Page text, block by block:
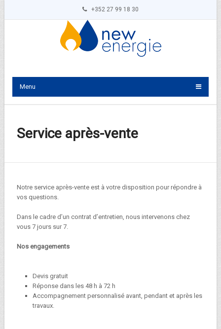
+352 27 99 18 30
Menu
Service après-vente
Notre service après-vente est à votre disposition pour répondre à
vos questions.
Dans le cadre d’un contrat d’entretien, nous intervenons chez
vous 7 jours sur 7.
Nos engagements
Devis gratuit
Réponse dans les 48 h à 72 h
Accompagnement personnalisé avant, pendant et après les
travaux.